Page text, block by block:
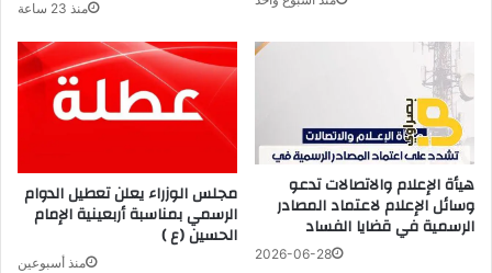
منذ 23 ساعة
مجلس الوزراء يعلن تعطيل الدوام
الرسمي بمناسبة أربعينية الإمام
الحسين (ع )
منذ أسبوعين
هيأة الإعلام والاتصالات تدعو
وسائل الإعلام لاعتماد المصادر
الرسمية في قضايا الفساد
2026-06-28